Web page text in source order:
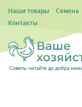
Наши товары Семена
Контакты